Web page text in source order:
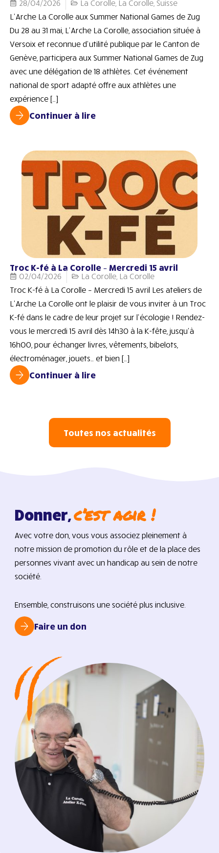
28/04/2026 La Corolle La Corolle Suisse
L’Arche La Corolle aux Summer National Games de Zug
Du 28 au 31 mai, L’Arche La Corolle, association située à
Versoix et reconnue d’utilité publique par le Canton de
Genève, participera aux Summer National Games de Zug
avec une délégation de 18 athlètes. Cet événement
national de sport adapté offre aux athlètes une
expérience […]
Continuer à lire
Troc K-fé à La Corolle – Mercredi 15 avril
02/04/2026 La Corolle La Corolle
Troc K-fé à La Corolle – Mercredi 15 avril Les ateliers de
L’Arche La Corolle ont le plaisir de vous inviter à un Troc
K-fé dans le cadre de leur projet sur l’écologie ! Rendez-
vous le mercredi 15 avril dès 14h30 à la K-fête, jusqu’à
16h00, pour échanger livres, vêtements, bibelots,
électroménager, jouets… et bien […]
Continuer à lire
Toutes nos actualités
Donner,c’est agir !
Avec votre don, vous vous associez pleinement à
notre mission de promotion du rôle et de la place des
personnes vivant avec un handicap au sein de notre
société.
Ensemble, construisons une société plus inclusive.
Faire un don